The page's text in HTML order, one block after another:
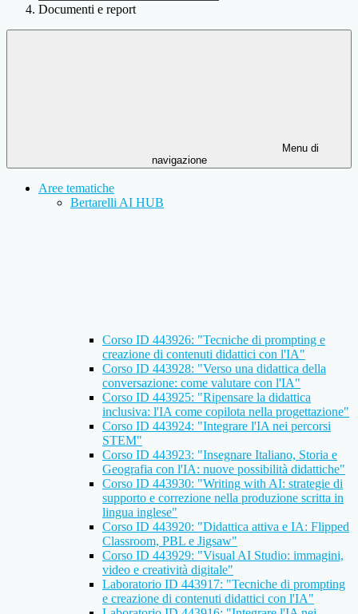
Documenti e report
Menu di
navigazione
Aree tematiche
Bertarelli AI HUB
Corso ID 443926: "Tecniche di prompting e
creazione di contenuti didattici con l'IA"
Corso ID 443928: "Verso una didattica della
conversazione: come valutare con l'IA"
Corso ID 443925: "Ripensare la didattica
inclusiva: l'IA come copilota nella progettazione"
Corso ID 443924: "Integrare l'IA nei percorsi
STEM"
Corso ID 443923: "Insegnare Italiano, Storia e
Geografia con l'IA: nuove possibilità didattiche"
Corso ID 443930: "Writing with AI: strategie di
supporto e correzione nella produzione scritta in
lingua inglese"
Corso ID 443920: "Didattica attiva e IA: Flipped
Classroom, PBL e Jigsaw"
Corso ID 443929: "Visual AI Studio: immagini,
video e creatività digitale"
Laboratorio ID 443917: "Tecniche di prompting
e creazione di contenuti didattici con l'IA"